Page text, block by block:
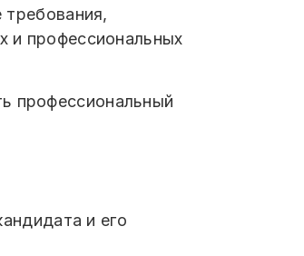
требования,
и профессиональных
профессиональный
и его